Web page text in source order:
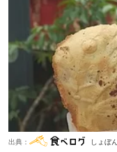
出典： しょぼ